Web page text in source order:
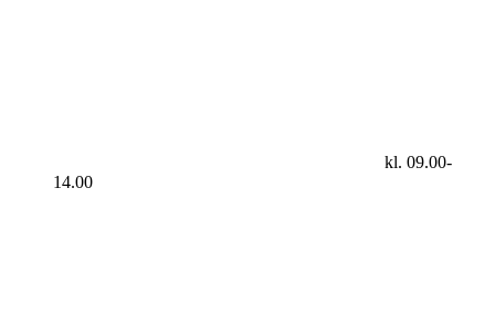
kl. 09.00-
14.00